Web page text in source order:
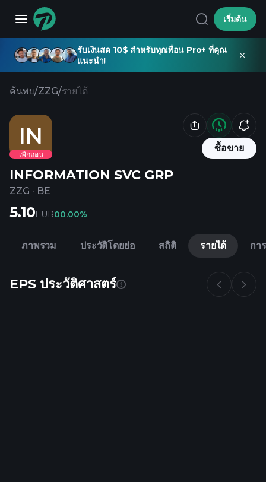
เริ่มต้น
รับเงินสด 10$ สำหรับทุกเพื่อน Pro+ ที่คุณ
แนะนำ!
ค้นพบ/ZZG/รายได้
IN
เพิกถอน
ซื้อขาย
INFORMATION SVC GRP
ZZG · BE
5.10EUR00.00%
ภาพรวม ประวัติโดยย่อ สถิติ รายได้ กา
EPS ประวัติศาสตร์